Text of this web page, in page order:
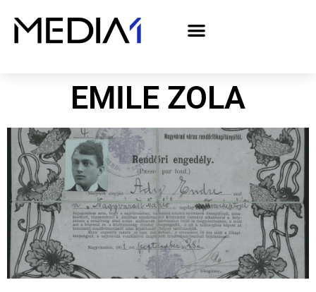
EMILE ZOLA